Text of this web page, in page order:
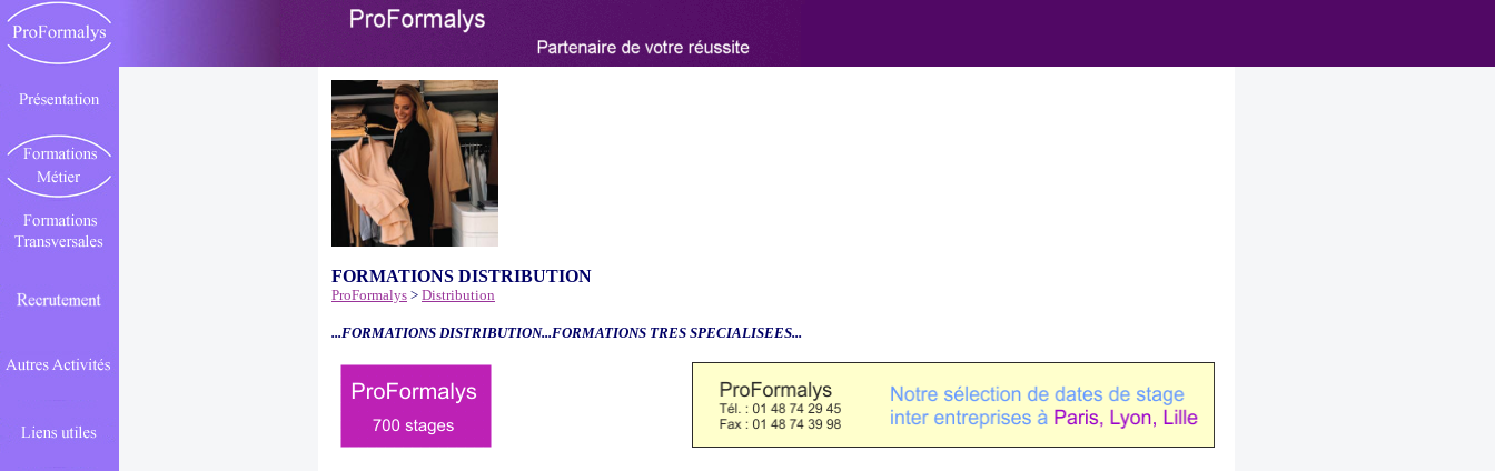
FORMATIONS DISTRIBUTION
ProFormalys > Distribution
...FORMATIONS DISTRIBUTION...FORMATIONS TRES SPECIALISEES...